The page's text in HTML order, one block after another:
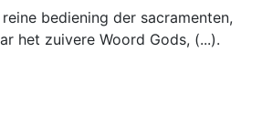
bediening der sacramenten,
het zuivere Woord Gods, (...).